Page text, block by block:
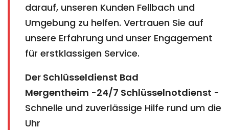
darauf, unseren Kunden Fellbach und
Umgebung zu helfen. Vertrauen Sie auf
unsere Erfahrung und unser Engagement
für erstklassigen Service.
Der Schlüsseldienst Bad
Mergentheim -24/7 Schlüsselnotdienst -
Schnelle und zuverlässige Hilfe rund um die
Uhr